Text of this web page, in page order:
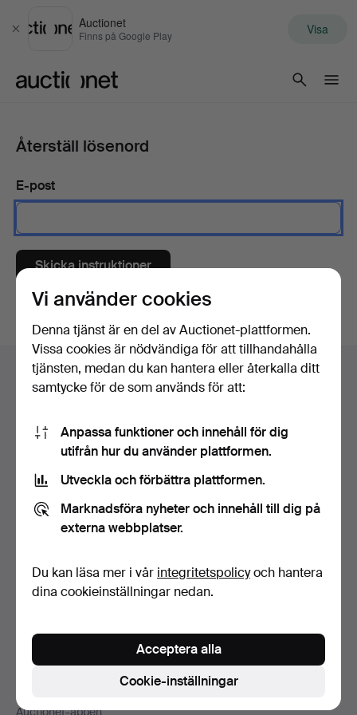
Stäng
Auctionet
Finns på Google Play Visa
Återställ lösenord
E-post
Skicka instruktioner
Sidfotsnavigation
Hjälp och kontakt
Kontakta support
Betalningsalternativ
Sociala medier
Auctionet
Press
Lediga jobb
Auctionets garanti
Mer från Auctionet
Auctionet-appen
Vi använder cookies
Denna tjänst är en del av Auctionet-plattformen.
Vissa cookies är nödvändiga för att tillhandahålla
tjänsten, medan du kan hantera eller återkalla ditt
samtycke för de som används för att:
Anpassa funktioner och innehåll för dig
utifrån hur du använder plattformen.
Utveckla och förbättra plattformen.
Marknadsföra nyheter och innehåll till dig på
externa webbplatser.
Du kan läsa mer i vår integritetspolicyoch hantera
dina cookieinställningar nedan.
Cookie-inställningar
Acceptera alla